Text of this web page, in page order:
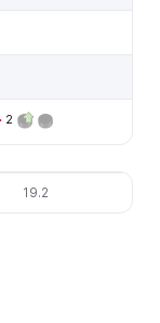
2
19.2